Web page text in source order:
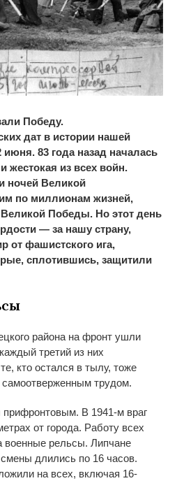
Победу.
дат в истории нашей
83 года назад началась
жестокая из всех войн.
ночей Великой
по миллионам жизней,
Великой Победы. Но этот день
— за нашу страну,
от фашистского ига,
сплотившись, защитили
района на фронт ушли
третий из них
те, кто остался в тылу, тоже
самоотверженным трудом.
прифронтовым. В 1941-м враг
от города. Работу всех
военные рельсы. Липчане
смены длились по 16 часов.
на всех, включая 16-